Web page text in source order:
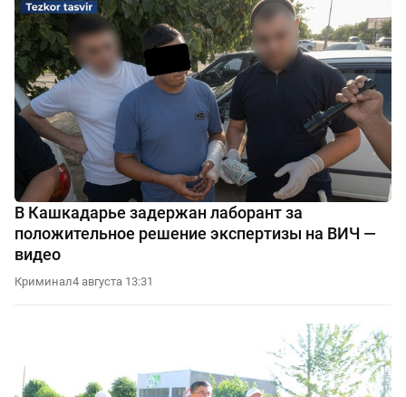
В Кашкадарье задержан лаборант за
положительное решение экспертизы на ВИЧ —
видео
Криминал4 августа 13:31